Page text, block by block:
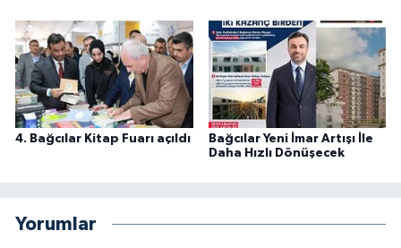
4. Bağcılar Kitap Fuarı açıldı
Bağcılar Yeni İmar Artışı İle
Daha Hızlı Dönüşecek
Yorumlar